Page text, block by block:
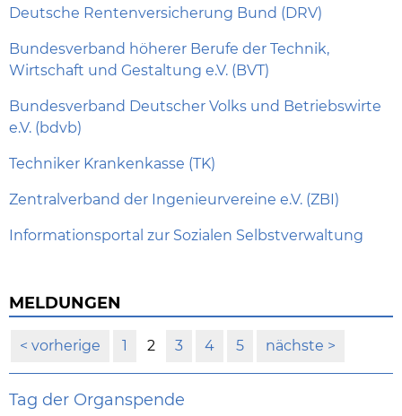
Deutsche Rentenversicherung Bund (DRV)
Bundesverband höherer Berufe der Technik,
Wirtschaft und Gestaltung e.V. (BVT)
Bundesverband Deutscher Volks und Betriebswirte
e.V. (bdvb)
Techniker Krankenkasse (TK)
Zentralverband der Ingenieurvereine e.V. (ZBI)
Informationsportal zur Sozialen Selbstverwaltung
MELDUNGEN
vorherige 1 2 3 4 5 nächste
Tag der Organspende